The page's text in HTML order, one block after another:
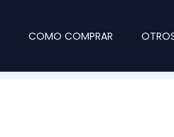
COMO COMPRAR